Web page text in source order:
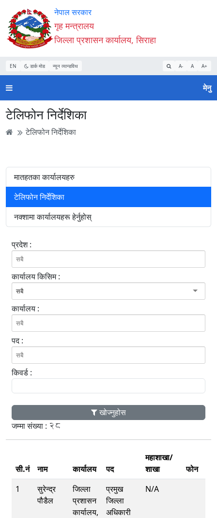
Accessibility
Mode
सुरु
गर्नुहोस्
सामाग्री
पढ्नुहाेस्
नेभिगेसन
पढ्नुहाेस्
वेबसाइट
खोजमा
जानुहोस्
नेपाल सरकार
गृह मन्त्रालय
जिल्ला प्रशासन कार्यालय, सिराहा
EN डार्क मोड न्यून व्यान्डविथ A- A A+
मेनु
टेलिफोन निर्देशिका
टेलिफोन निर्देशिका
मातहतका कार्यालयहरु
टेलिफोन निर्देशिका
नक्शामा कार्यालयहरू हेर्नुहोस्
प्रदेश :
कार्यालय किसिम :
सबै
कार्यालय :
पद :
किवर्ड :
खोज्नुहोस
जम्मा संख्या : 28
सी.नं नाम कार्यालय पद
महाशाखा/
शाखा
फोन
1
सुरेन्द्र
पौडैल
जिल्ला
प्रशासन
कार्यालय,
प्रमुख
जिल्ला
अधिकारी
N/A